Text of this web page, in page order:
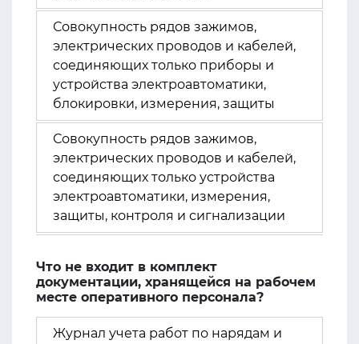
Совокупность рядов зажимов,
электрических проводов и кабелей,
соединяющих только приборы и
устройства электроавтоматики,
блокировки, измерения, защиты
Совокупность рядов зажимов,
электрических проводов и кабелей,
соединяющих только устройства
электроавтоматики, измерения,
защиты, контроля и сигнализации
Что не входит в комплект
документации, хранящейся на рабочем
месте оперативного персонала?
Журнал учета работ по нарядам и